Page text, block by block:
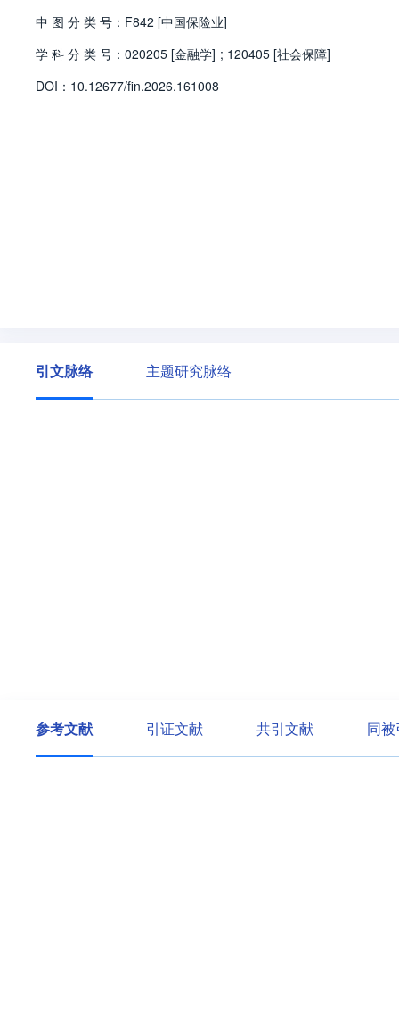
中 图 分 类 号： F842 [中国保险业]
学 科 分 类 号： 020205 [金融学] ; 120405 [社会保障]
DOI： 10.12677/fin.2026.161008
引文脉络 主题研究脉络
参考文献 引证文献 共引文献 同